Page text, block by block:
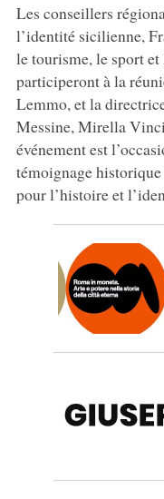
Les conseillers
l’identité sicilienne,
le tourisme, le sport
participeront à la
Lemmo, et la
Messine, Mirella
événement est
témoignage
pour l’histoire et